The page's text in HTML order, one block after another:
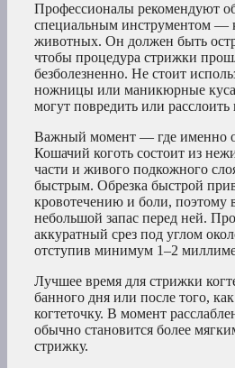
Профессионалы рекомендуют
специальным инструментом —
животных. Он должен быть
чтобы процедура стрижки
безболезненно. Не стоит
ножницы или маникюрные
могут повредить или расслоить
Важный момент — где именно
Кошачий коготь состоит из
части и живого подкожного
быстрым. Обрезка быстрой
кровотечению и боли, поэтому
небольшой запас перед ней.
аккуратный срез под углом
отступив минимум 1–2
Лучшее время для стрижки
банного дня или после того,
когтеточку. В момент
обычно становится более
стрижку.